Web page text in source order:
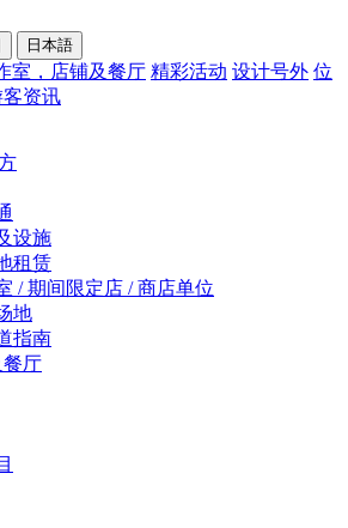
日本語
室，店铺及餐厅 精彩活动 设计号外 位
客资讯
设施
租赁
/ 期间限定店 / 商店单位
地
指南
餐厅